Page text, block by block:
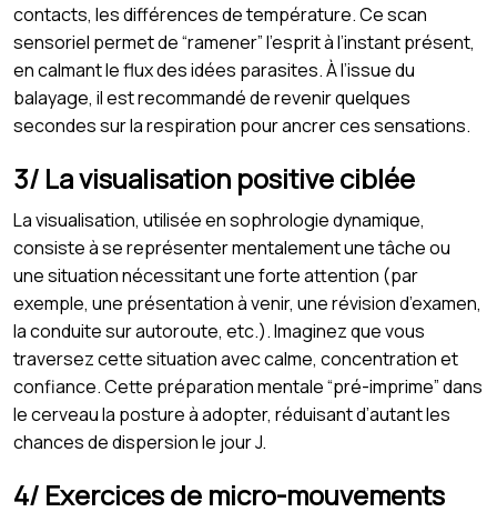
contacts, les différences de température. Ce scan
sensoriel permet de “ramener” l’esprit à l’instant présent,
en calmant le flux des idées parasites. À l’issue du
balayage, il est recommandé de revenir quelques
secondes sur la respiration pour ancrer ces sensations.
3/ La visualisation positive ciblée
La visualisation, utilisée en sophrologie dynamique,
consiste à se représenter mentalement une tâche ou
une situation nécessitant une forte attention (par
exemple, une présentation à venir, une révision d’examen,
la conduite sur autoroute, etc.). Imaginez que vous
traversez cette situation avec calme, concentration et
confiance. Cette préparation mentale “pré-imprime” dans
le cerveau la posture à adopter, réduisant d’autant les
chances de dispersion le jour J.
4/ Exercices de micro-mouvements